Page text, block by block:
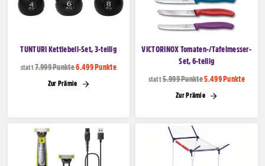
TUNTURI Kettlebell-Set, 3-teilig
statt7.999 Punkte6.499 Punkte
Zur Prämie
VICTORINOX Tomaten-/Tafelmesser-
Set, 6-teilig
statt5.999 Punkte5.499 Punkte
Zur Prämie